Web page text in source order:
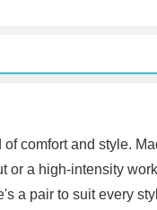
comfort and style.
a high-intensity
a pair to suit every